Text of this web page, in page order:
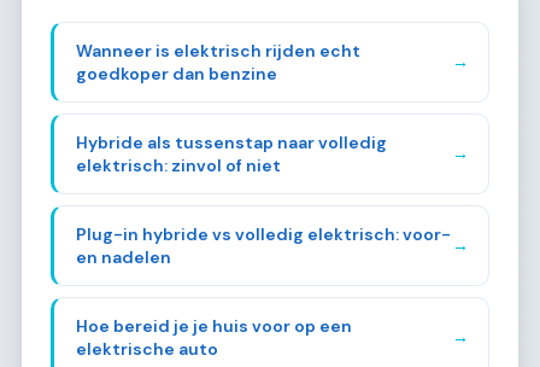
Wanneer is elektrisch rijden echt
goedkoper dan benzine
→
Hybride als tussenstap naar volledig
elektrisch: zinvol of niet
→
Plug-in hybride vs volledig elektrisch: voor-
en nadelen
→
Hoe bereid je je huis voor op een
elektrische auto
→